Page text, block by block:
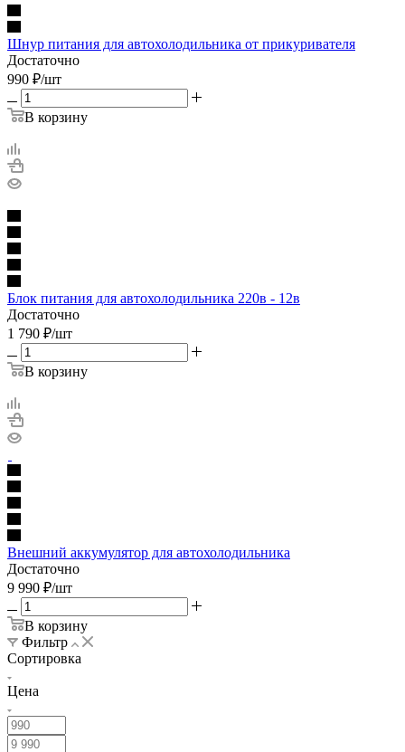
Шнур питания для автохолодильника от прикуривателя
Достаточно
990 ₽/шт
В корзину
Блок питания для автохолодильника 220в - 12в
Достаточно
1 790 ₽/шт
В корзину
Внешний аккумулятор для автохолодильника
Достаточно
9 990 ₽/шт
В корзину
Фильтр
Сортировка
Цена